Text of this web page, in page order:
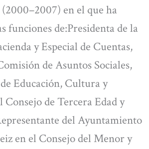
en el que ha
funciones de:Presidenta de la
y Especial de Cuentas,
de Asuntos Sociales,
Educación, Cultura y
Consejo de Tercera Edad y
del Ayuntamiento
en el Consejo del Menor y